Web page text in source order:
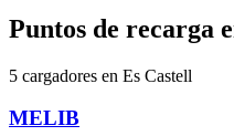
Puntos de recarga
5 cargadores en Es Castell
MELIB